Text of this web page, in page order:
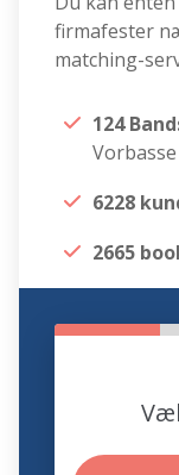
firmafester
matching-
124
Vorbasse
6228
2665